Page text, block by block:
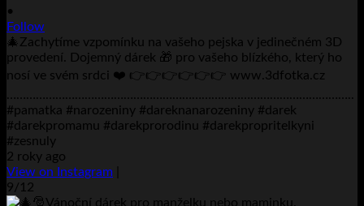
•
Follow
🎄Zachytíme vzpomínku na vašeho pejska v jedinečném 3D
provedení. Dojemný dárek 🎁 pro vašeho blízkého, který ho
nosí ve svém srdci ❤️ 👉👉👉👉👉👉 www.3dfotka.cz
……………………………………………………………………………………………..
#pamatka #narozeniny #dareknanarozeniny #darek
#darekpromamu #darekprorodinu #darekpropritelkyni
#zesnuly
2 roky ago
View on Instagram
9/12